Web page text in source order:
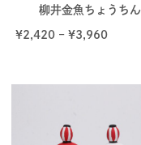
柳井金魚ちょうちん
¥2,420– ¥3,960